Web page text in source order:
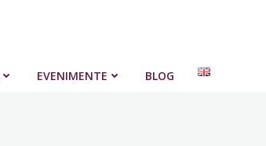
EVENIMENTE BLOG